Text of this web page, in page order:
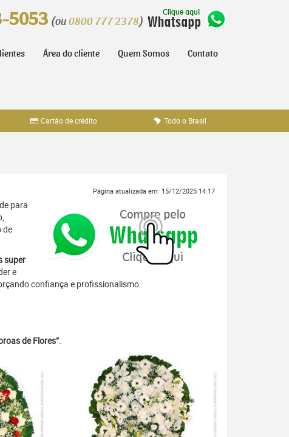
5053 (ou 0800 777 2378)
Área do cliente Quem Somos Contato
Cartão de crédito Todo o Brasil
Página atualizada em: 15/12/2025 14:17
para
de
super
e
confiança e profissionalismo.
de Flores”.